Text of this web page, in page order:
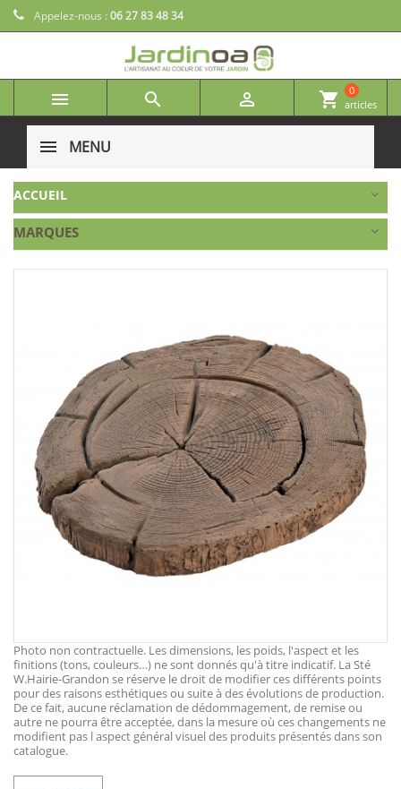
Appelez-nous :06 27 83 48 34
   shopping_cart
0
articles
MENU
ACCUEIL
MARQUES
Photo non contractuelle. Les dimensions, les poids, l'aspect et les
finitions (tons, couleurs…) ne sont donnés qu'à titre indicatif. La Sté
W.Hairie-Grandon se réserve le droit de modifier ces différents points
pour des raisons esthétiques ou suite à des évolutions de production.
De ce fait, aucune réclamation de dédommagement, de remise ou
autre ne pourra être acceptée, dans la mesure où ces changements ne
modifient pas l aspect général visuel des produits présentés dans son
catalogue.